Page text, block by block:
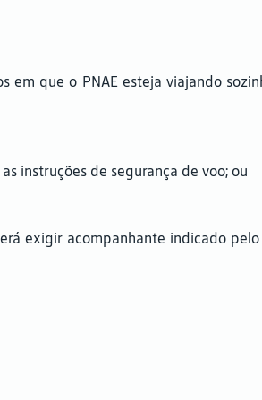
em que o PNAE esteja viajando
instruções de segurança de voo; ou
exigir acompanhante indicado pelo